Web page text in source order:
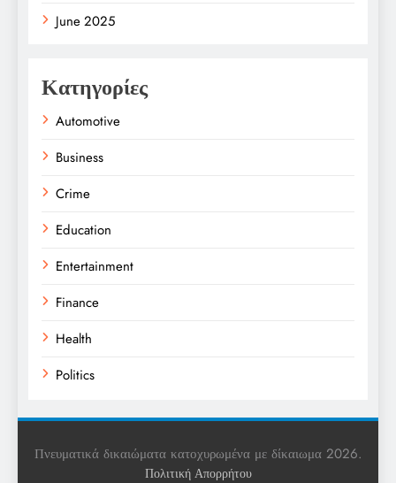
June 2025
Κατηγορίες
Automotive
Business
Crime
Education
Entertainment
Finance
Health
Politics
Science
Πνευματικά δικαιώματα κατοχυρωμένα με δίκαιωμα 2026.
Πολιτική Απορρήτου